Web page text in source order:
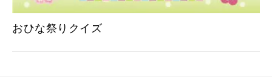
おひな祭りクイズ